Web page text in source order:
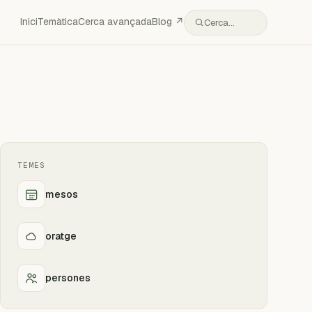
IniciTemàticaCerca avançadaBlog ↗ Cerca…
TEMES
mesos
oratge
persones